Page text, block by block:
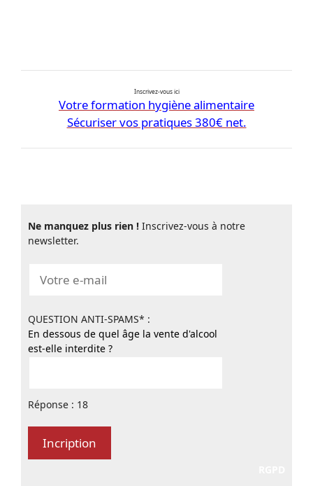
Inscrivez-vous ici
Votre formation hygiène alimentaire
Sécuriser vos pratiques 380€ net.
Ne manquez plus rien ! Inscrivez-vous à notre
newsletter.
QUESTION ANTI-SPAMS* :
En dessous de quel âge la vente d'alcool
est-elle interdite ?
Réponse : 18